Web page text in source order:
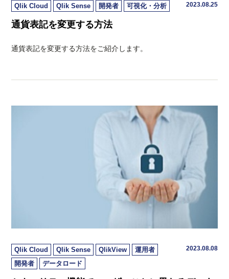
Qlik Cloud Qlik Sense 開発者 可視化・分析 2023.08.25
通貨表記を変更する方法
通貨表記を変更する方法をご紹介します。
Qlik Cloud Qlik Sense QlikView
運用者
開発者
データロード
2023.08.08